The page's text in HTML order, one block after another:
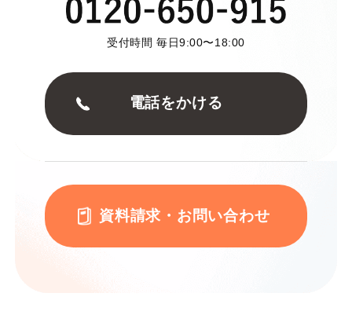
受付時間 毎日9:00〜18:00
電話をかける
資料請求・お問い合わせ